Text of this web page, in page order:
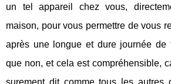
un tel appareil chez vous,
maison, pour vous permettre de vous
après une longue et dure journée de
que non, et cela est compréhensible,